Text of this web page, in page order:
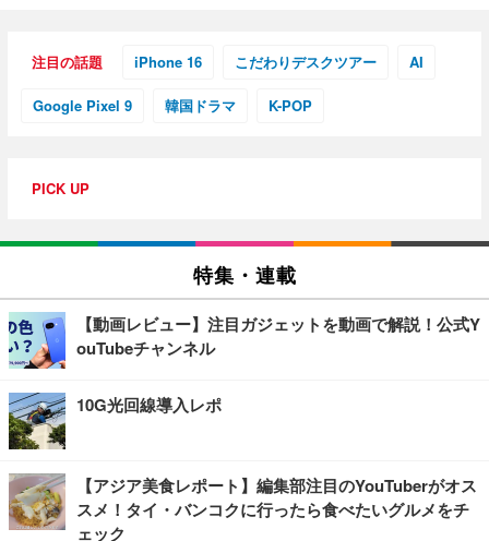
注目の話題 iPhone 16 こだわりデスクツアー AI
Google Pixel 9 韓国ドラマ K-POP
PICK UP
特集・連載
【動画レビュー】注目ガジェットを動画で解説！公式Y
ouTubeチャンネル
10G光回線導入レポ
【アジア美食レポート】編集部注目のYouTuberがオス
スメ！タイ・バンコクに行ったら食べたいグルメをチ
ェック